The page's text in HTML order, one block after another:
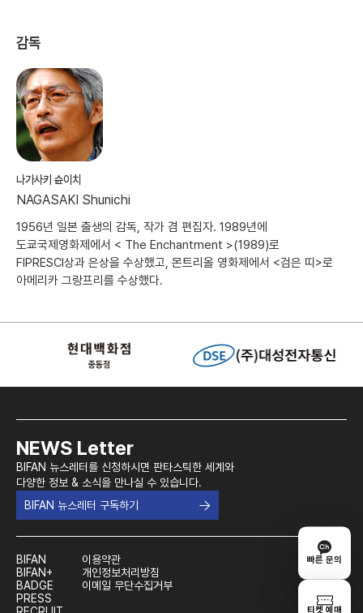
빠른 문의
티켓 예매
감독
나가사키 슌이치
NAGASAKI Shunichi
1956년 일본 출생의 감독, 작가 겸 편집자. 1989년에
도쿄국제영화제에서 < The Enchantment >(1989)로
FIPRESCI상과 은상을 수상했고, 몬트리올 영화제에서 <검은 띠>로
아메리카 그랑프리를 수상했다.
NEWS Letter
BIFAN 뉴스레터를 신청하시면 판타스틱한 세계와
다양한 정보 & 소식을 만나실 수 있습니다.
BIFAN 뉴스레터 구독하기
BIFAN
BIFAN+
BADGE
PRESS
이용약관
개인정보처리방침
이메일 무단수집거부